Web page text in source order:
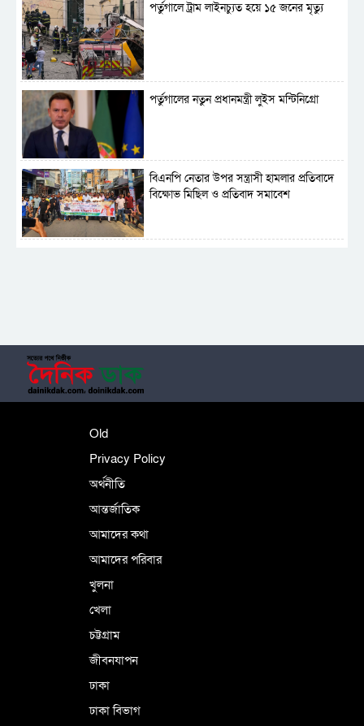
পর্তুগালে ট্রাম লাইনচ্যুত হয়ে ১৫ জনের মৃত্যু
পর্তুগালের নতুন প্রধানমন্ত্রী লুইস মন্টিনিগ্রো
বিএনপি নেতার উপর সন্ত্রাসী হামলার প্রতিবাদে
বিক্ষোভ মিছিল ও প্রতিবাদ সমাবেশ
Old
Privacy Policy
অর্থনীতি
আন্তর্জাতিক
আমাদের কথা
আমাদের পরিবার
খুলনা
খেলা
চট্টগ্রাম
জীবনযাপন
ঢাকা
ঢাকা বিভাগ